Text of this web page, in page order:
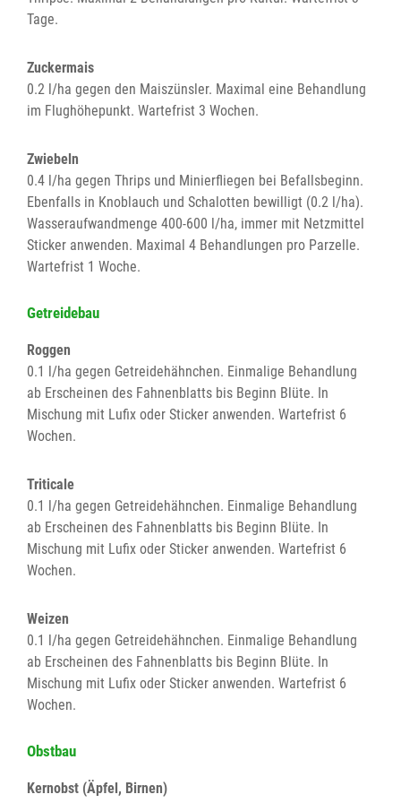
Tage.
Zuckermais
0.2 l/ha gegen den Maiszünsler. Maximal eine Behandlung
im Flughöhepunkt. Wartefrist 3 Wochen.
Zwiebeln
0.4 l/ha gegen Thrips und Minierfliegen bei Befallsbeginn.
Ebenfalls in Knoblauch und Schalotten bewilligt (0.2 l/ha).
Wasseraufwandmenge 400-600 l/ha, immer mit Netzmittel
Sticker anwenden. Maximal 4 Behandlungen pro Parzelle.
Wartefrist 1 Woche.
Getreidebau
Roggen
0.1 l/ha gegen Getreidehähnchen. Einmalige Behandlung
ab Erscheinen des Fahnenblatts bis Beginn Blüte. In
Mischung mit Lufix oder Sticker anwenden. Wartefrist 6
Wochen.
Triticale
0.1 l/ha gegen Getreidehähnchen. Einmalige Behandlung
ab Erscheinen des Fahnenblatts bis Beginn Blüte. In
Mischung mit Lufix oder Sticker anwenden. Wartefrist 6
Wochen.
Weizen
0.1 l/ha gegen Getreidehähnchen. Einmalige Behandlung
ab Erscheinen des Fahnenblatts bis Beginn Blüte. In
Mischung mit Lufix oder Sticker anwenden. Wartefrist 6
Wochen.
Obstbau
Kernobst (Äpfel, Birnen)